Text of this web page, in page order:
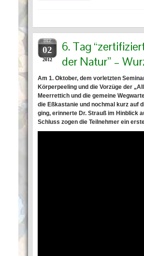
DEZ
02
2012
6. Tag
der Natur” –
Am 1. Oktober, dem vorletzten
Körperpeeling und die Vorzüge der
Meerrettich und die gemeine
die Eßkastanie und nochmal kurz auf
ging, erinnerte Dr. Strauß im Hinblick
Schluss zogen die Teilnehmer ein